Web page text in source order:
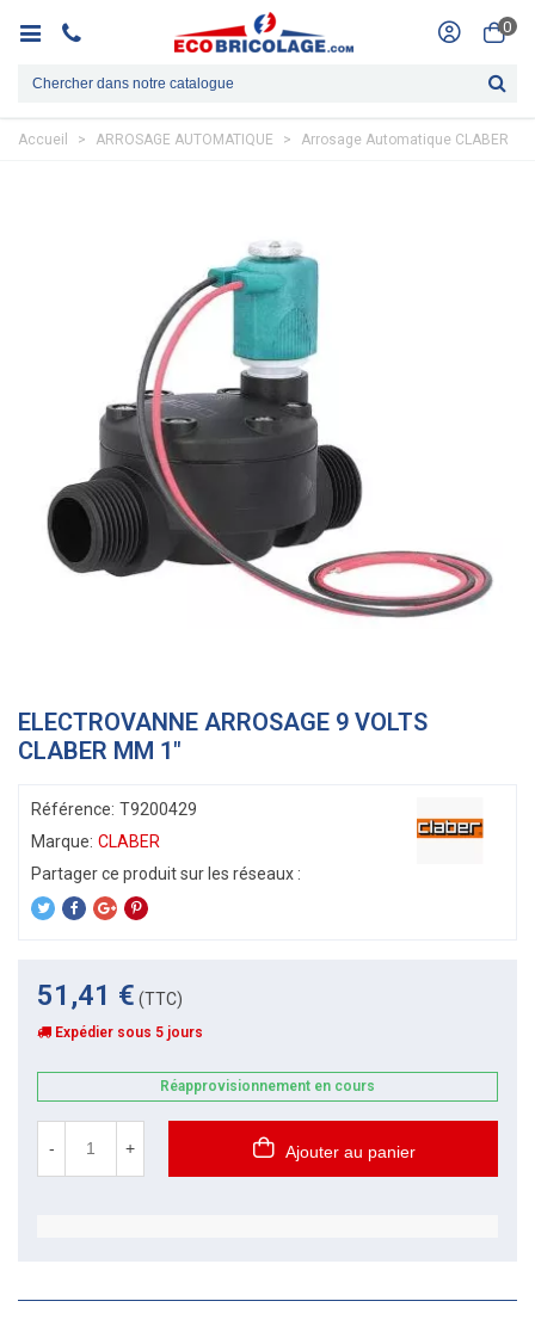
0
Accueil > ARROSAGE AUTOMATIQUE > Arrosage Automatique CLABER
ELECTROVANNE ARROSAGE 9 VOLTS
CLABER MM 1"
Référence: T9200429
Marque: CLABER
51,41 € (TTC)
Expédier sous 5 jours
Réapprovisionnement en cours
- + Ajouter au panier